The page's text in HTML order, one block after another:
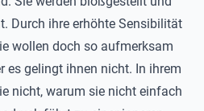
Durch ihre erhöhte Sensibilität
wollen doch so aufmerksam
es gelingt ihnen nicht. In ihrem
nicht, warum sie nicht einfach